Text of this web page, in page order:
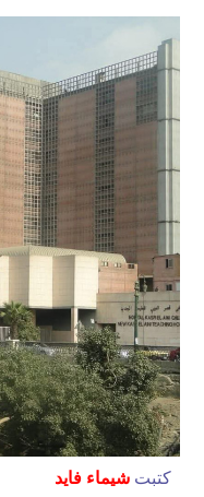
كتبت شيماء فايد